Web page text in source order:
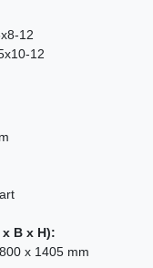
12
12
B x H):
x 1405 mm